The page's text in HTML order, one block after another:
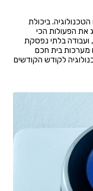
ביכולת
את הפעולות הכי
ועבודה בלתי נפסקת
מערכות בית חכם
לקודש הקודשים